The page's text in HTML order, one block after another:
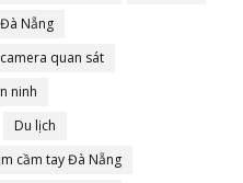
Nẵng
quan sát
ninh
Du lịch
cầm tay Đà Nẵng